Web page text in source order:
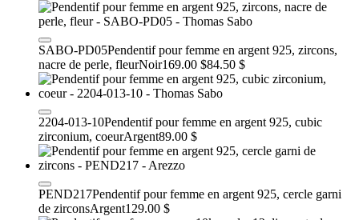
SABO-PD05Pendentif pour femme en argent 925, zircons,
nacre de perle, fleurNoir169.00 $84.50 $
2204-013-10Pendentif pour femme en argent 925, cubic
zirconium, coeurArgent89.00 $
PEND217Pendentif pour femme en argent 925, cercle garni
de zirconsArgent129.00 $